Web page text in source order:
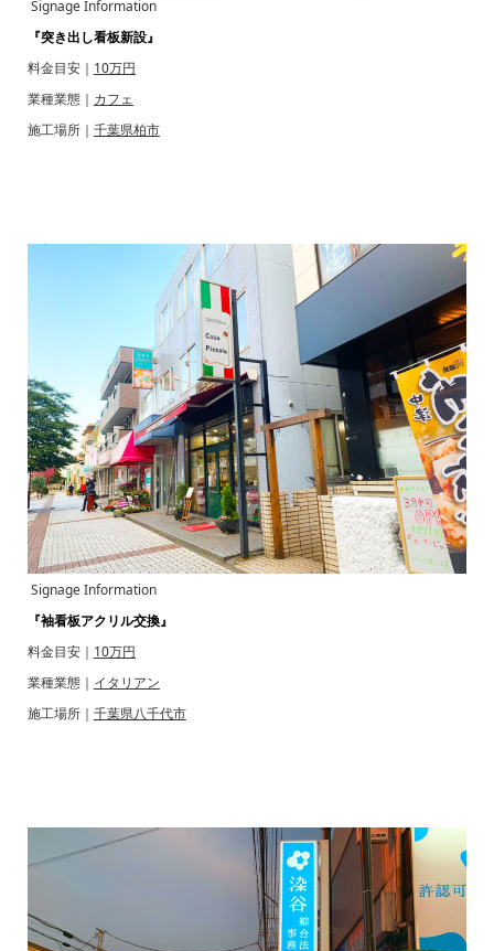
Signage Information
『突き出し看板新設』
料金目安｜ 10万円
業種業態｜ カフェ
施工場所｜ 千葉県柏市
Signage Information
『袖看板アクリル交換』
料金目安｜ 10万円
業種業態｜ イタリアン
施工場所｜ 千葉県八千代市